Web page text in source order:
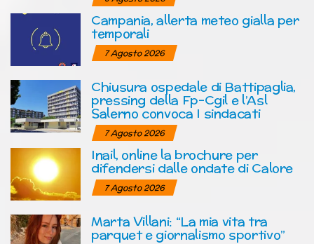
Campania, allerta meteo gialla per
temporali
7 Agosto 2026
Chiusura ospedale di Battipaglia,
pressing della Fp-Cgil e l’Asl
Salerno convoca I sindacati
7 Agosto 2026
Inail, online la brochure per
difendersi dalle ondate di Calore
7 Agosto 2026
Marta Villani: “La mia vita tra
parquet e giornalismo sportivo”